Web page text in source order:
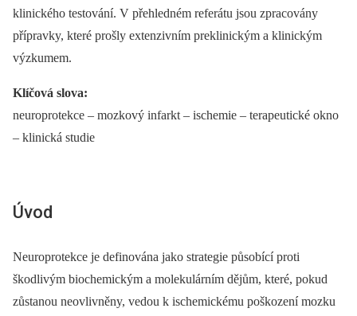
klinického testování. V přehledném referátu jsou zpracovány
přípravky, které prošly extenzivním preklinickým a klinickým
výzkumem.
Klíčová slova:
neuroprotekce –⁠ mozkový infarkt –⁠ ischemie –⁠ terapeutické okno
–⁠ klinická studie
Úvod
Neuroprotekce je definována jako strategie působící proti
škodlivým biochemickým a molekulárním dějům, které, pokud
zůstanou neovlivněny, vedou k ischemickému poškození mozku